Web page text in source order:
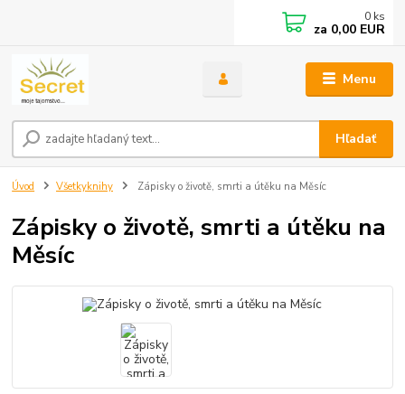
Menu
Hľadať
0 ks
za 0,00 EUR
Úvod Všetkyknihy Zápisky o životě, smrti a útěku na Měsíc
Zápisky o životě, smrti a útěku na
Měsíc